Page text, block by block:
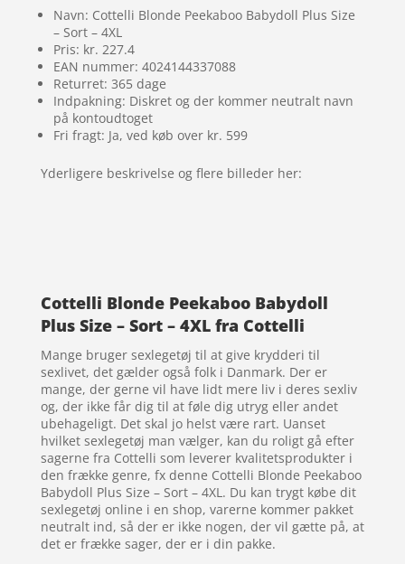
Navn: Cottelli Blonde Peekaboo Babydoll Plus Size
– Sort – 4XL
Pris: kr. 227.4
EAN nummer: 4024144337088
Returret: 365 dage
Indpakning: Diskret og der kommer neutralt navn
på kontoudtoget
Fri fragt: Ja, ved køb over kr. 599
Yderligere beskrivelse og flere billeder her:
Cottelli Blonde Peekaboo Babydoll
Plus Size – Sort – 4XL fra Cottelli
Mange bruger sexlegetøj til at give krydderi til
sexlivet, det gælder også folk i Danmark. Der er
mange, der gerne vil have lidt mere liv i deres sexliv
og, der ikke får dig til at føle dig utryg eller andet
ubehageligt. Det skal jo helst være rart. Uanset
hvilket sexlegetøj man vælger, kan du roligt gå efter
sagerne fra Cottelli som leverer kvalitetsprodukter i
den frække genre, fx denne Cottelli Blonde Peekaboo
Babydoll Plus Size – Sort – 4XL. Du kan trygt købe dit
sexlegetøj online i en shop, varerne kommer pakket
neutralt ind, så der er ikke nogen, der vil gætte på, at
det er frække sager, der er i din pakke.